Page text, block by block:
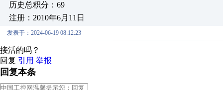
历史总积分：69
注册：2010年6月11日
发表于：2024-06-19 08:12:23
接活的吗？
回复 引用 举报
回复本条